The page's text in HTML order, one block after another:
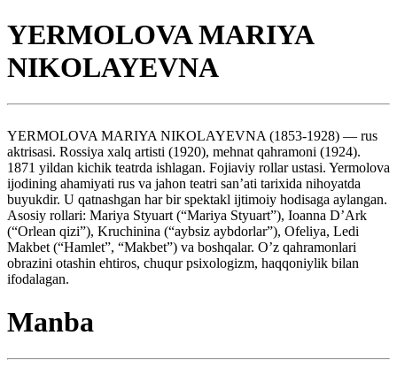
YERMOLOVA MARIYA
NIKOLAYEVNA
YERMOLOVA MARIYA NIKOLAYEVNA (1853-1928) — rus
aktrisasi. Rossiya xalq artisti (1920), mehnat qahramoni (1924).
1871 yildan kichik teatrda ishlagan. Fojiaviy rollar ustasi. Yermolova
ijodining ahamiyati rus va jahon teatri san’ati tarixida nihoyatda
buyukdir. U qatnashgan har bir spektakl ijtimoiy hodisaga aylangan.
Asosiy rollari: Mariya Styuart (“Mariya Styuart”), Ioanna D’Ark
(“Orlean qizi”), Kruchinina (“aybsiz aybdorlar”), Ofeliya, Ledi
Makbet (“Hamlet”, “Makbet”) va boshqalar. O’z qahramonlari
obrazini otashin ehtiros, chuqur psixologizm, haqqoniylik bilan
ifodalagan.
Manba